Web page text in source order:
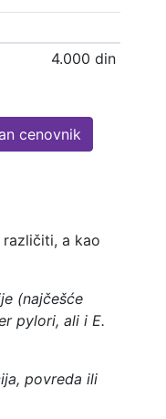
4.000 din
cenovnik
različiti, a kao
(najčešće
pylori, ali i E.
povreda ili